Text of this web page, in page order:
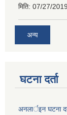
मिति: 07/27/
अन्य
घटना दर्ता
अनलार्इन घटना